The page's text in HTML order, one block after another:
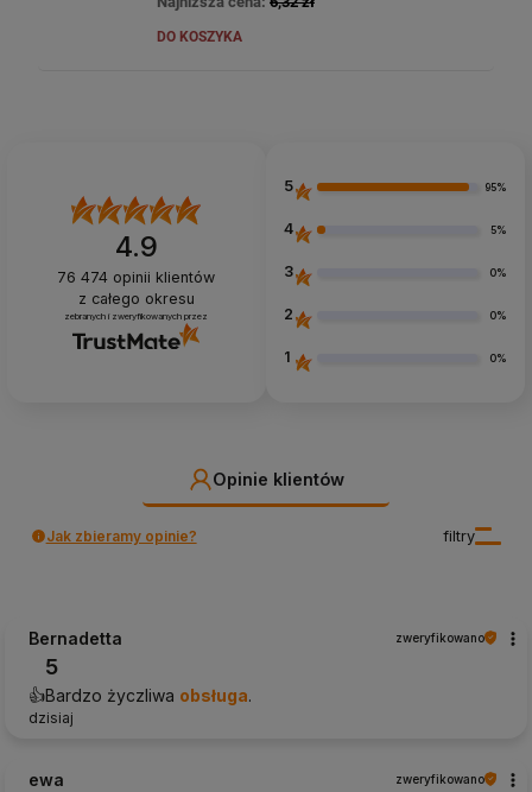
DO KOSZYKA
4.9
76 474 opinii klientów
z całego okresu
zebranych i zweryfikowanych przez
5 95%
4 5%
3 0%
2 0%
1 0%
Opinie klientów
filtry
Jak zbieramy opinie?
Bernadetta zweryfikowano
5
👍️Bardzo życzliwa obsługa.
dzisiaj
ewa zweryfikowano